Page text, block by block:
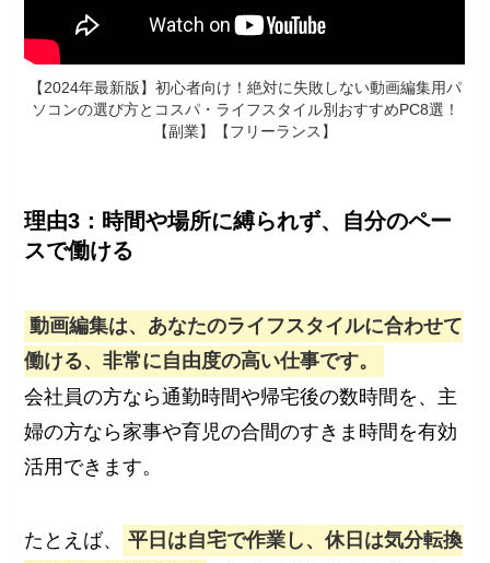
【2024年最新版】初心者向け！絶対に失敗しない動画編集用パ
ソコンの選び方とコスパ・ライフスタイル別おすすめPC8選！
【副業】【フリーランス】
理由3：時間や場所に縛られず、自分のペー
スで働ける
動画編集は、あなたのライフスタイルに合わせて
働ける、非常に自由度の高い仕事です。
会社員の方なら通勤時間や帰宅後の数時間を、主
婦の方なら家事や育児の合間のすきま時間を有効
活用できます。
たとえば、
平日は自宅で作業し、休日は気分転換